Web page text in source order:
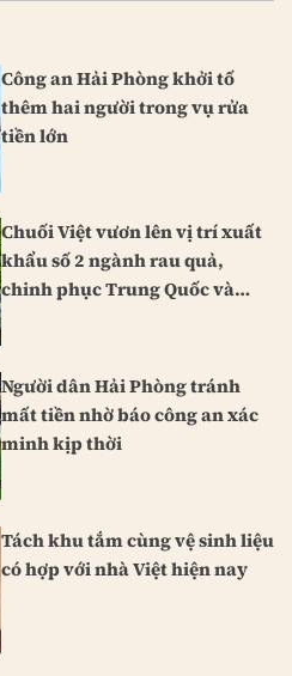
Công an Hải Phòng khởi tố
thêm hai người trong vụ rửa
tiền lớn
Chuối Việt vươn lên vị trí xuất
khẩu số 2 ngành rau quả,
chinh phục Trung Quốc và
Người dân Hải Phòng tránh
mất tiền nhờ báo công an xác
minh kịp thời
Tách khu tắm cùng vệ sinh liệu
có hợp với nhà Việt hiện nay